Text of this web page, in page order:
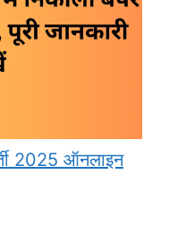
2025 ऑनलाइन